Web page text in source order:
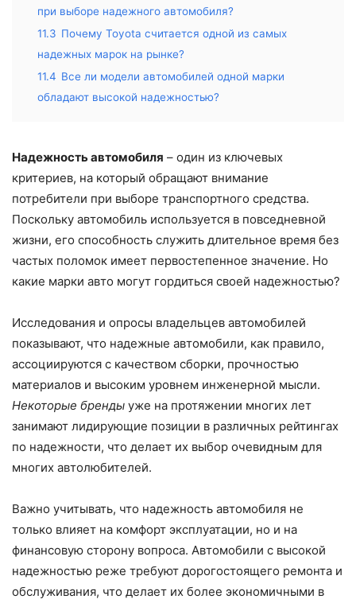
при выборе надежного автомобиля?
11.3 Почему Toyota считается одной из самых
надежных марок на рынке?
11.4 Все ли модели автомобилей одной марки
обладают высокой надежностью?
Надежность автомобиля – один из ключевых
критериев, на который обращают внимание
потребители при выборе транспортного средства.
Поскольку автомобиль используется в повседневной
жизни, его способность служить длительное время без
частых поломок имеет первостепенное значение. Но
какие марки авто могут гордиться своей надежностью?
Исследования и опросы владельцев автомобилей
показывают, что надежные автомобили, как правило,
ассоциируются с качеством сборки, прочностью
материалов и высоким уровнем инженерной мысли.
Некоторые бренды уже на протяжении многих лет
занимают лидирующие позиции в различных рейтингах
по надежности, что делает их выбор очевидным для
многих автолюбителей.
Важно учитывать, что надежность автомобиля не
только влияет на комфорт эксплуатации, но и на
финансовую сторону вопроса. Автомобили с высокой
надежностью реже требуют дорогостоящего ремонта и
обслуживания, что делает их более экономичными в